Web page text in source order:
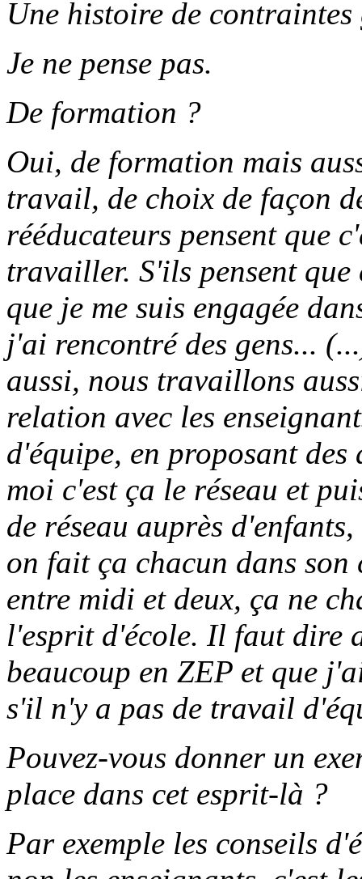
Une histoire de
Je ne pense pas.
De formation ?
Oui, de formation mais
travail, de choix de façon
rééducateurs pensent que
travailler. S'ils pensent
que je me suis engagée
j'ai rencontré des gens...
aussi, nous travaillons
relation avec les
d'équipe, en proposant
moi c'est ça le réseau et
de réseau auprès
on fait ça chacun dans son
entre midi et deux, ça ne
l'esprit d'école. Il faut dire
beaucoup en ZEP et que
s'il n'y a pas de travail
Pouvez-vous donner un
place dans cet esprit-là ?
Par exemple les conseils